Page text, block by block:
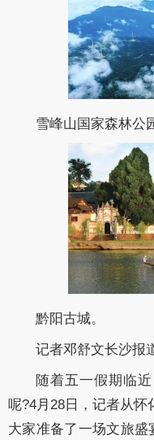
雪峰山国家森林公
黔阳古城。
记者邓舒文长沙报
随着五一假期临
呢?4月28日，记者从
大家准备了一场文旅盛